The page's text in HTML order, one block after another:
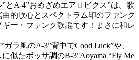
とA-4”おめざめエアロビクス”は、歌
的歌心とスペクトラム印のファンク
ー・ファンク歌謡です！まさに和レ
ラ風のA-3”背中でGood Luck”や、
似たボッサ調のB-3”Aoyama “Fly Me